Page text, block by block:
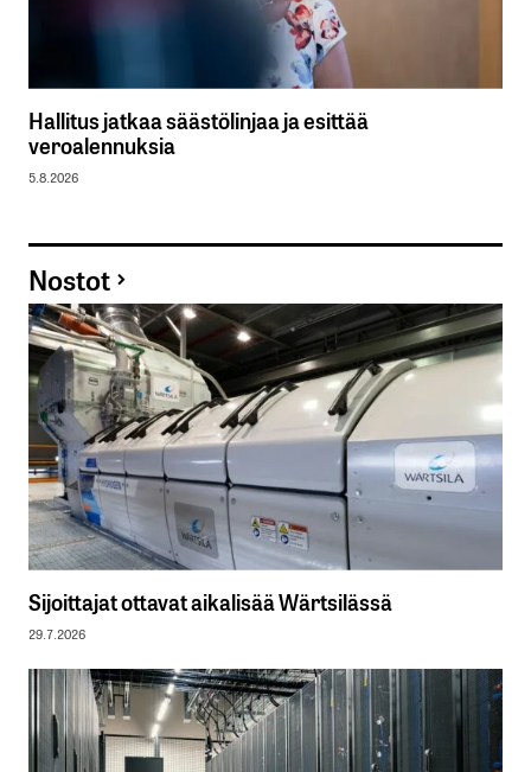
Hallitus jatkaa säästölinjaa ja esittää
veroalennuksia
5.8.2026
Nostot
Sijoittajat ottavat aikalisää Wärtsilässä
29.7.2026